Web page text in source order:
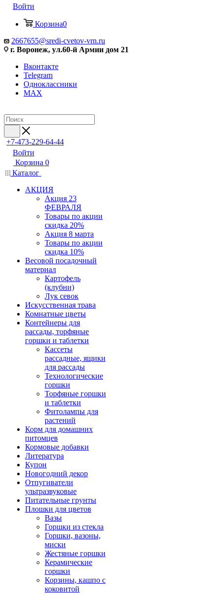
Войти
Корзина0
2667655@sredi-cvetov-vrn.ru
г. Воронеж, ул.60-й Армии дом 21
Вконтакте
Telegram
Одноклассники
MAX
+7-473-229-64-44
Войти
Корзина 0
Каталог
АКЦИЯ
Акция 23
ФЕВРАЛЯ
Товары по акции
скидка 20%
Акция 8 марта
Товары по акции
скидка 10%
Весовой посадочный
материал
Картофель
(клубни)
Лук севок
Искусственная трава
Комнатные цветы
Контейнеры для
рассады, торфяные
горшки и таблетки
Кассеты
рассадные, ящики
для рассады
Технологические
горшки
Торфяные горшки
и таблетки
Фитолампы для
растений
Корм для домашних
питомцев
Кормовые добавки
Литература
Купон
Новогодний декор
Отпугиватели
ультразвуковые
Питательные грунты
Плошки для цветов
Вазы
Горшки из стекла
Горшки, вазоны,
миски
Жестяные горшки
Керамические
горшки
Корзины, кашпо с
коковитой